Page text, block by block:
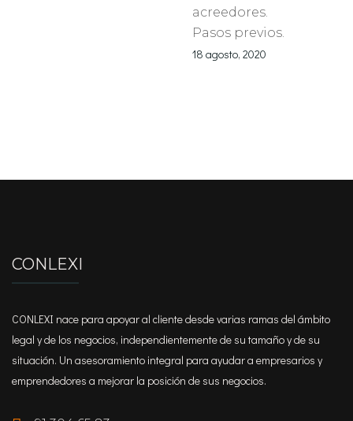
acreedores.
Pasos previos.
18 agosto, 2020
CONLEXI
CONLEXI nace para apoyar al cliente desde varias ramas del ámbito
legal y de los negocios, independientemente de su tamaño y de su
situación. Un asesoramiento integral para ayudar a empresarios y
emprendedores a mejorar la posición de sus negocios.